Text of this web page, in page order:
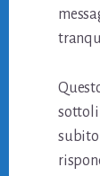
subito